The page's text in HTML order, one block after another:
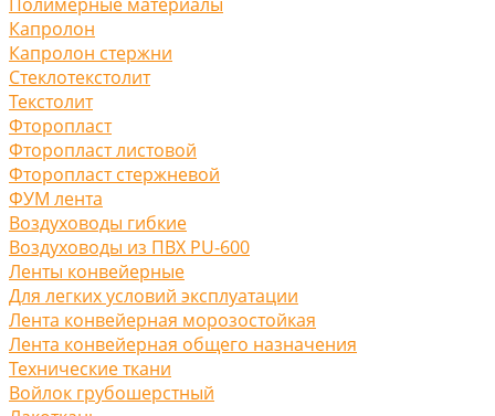
Капролон
Капролон стержни
Стеклотекстолит
Текстолит
Фторопласт
Фторопласт листовой
Фторопласт стержневой
ФУМ лента
Воздуховоды гибкие
Воздуховоды из ПВХ PU-600
Ленты конвейерные
Для легких условий эксплуатации
Лента конвейерная морозостойкая
Лента конвейерная общего назначения
Технические ткани
Войлок грубошерстный